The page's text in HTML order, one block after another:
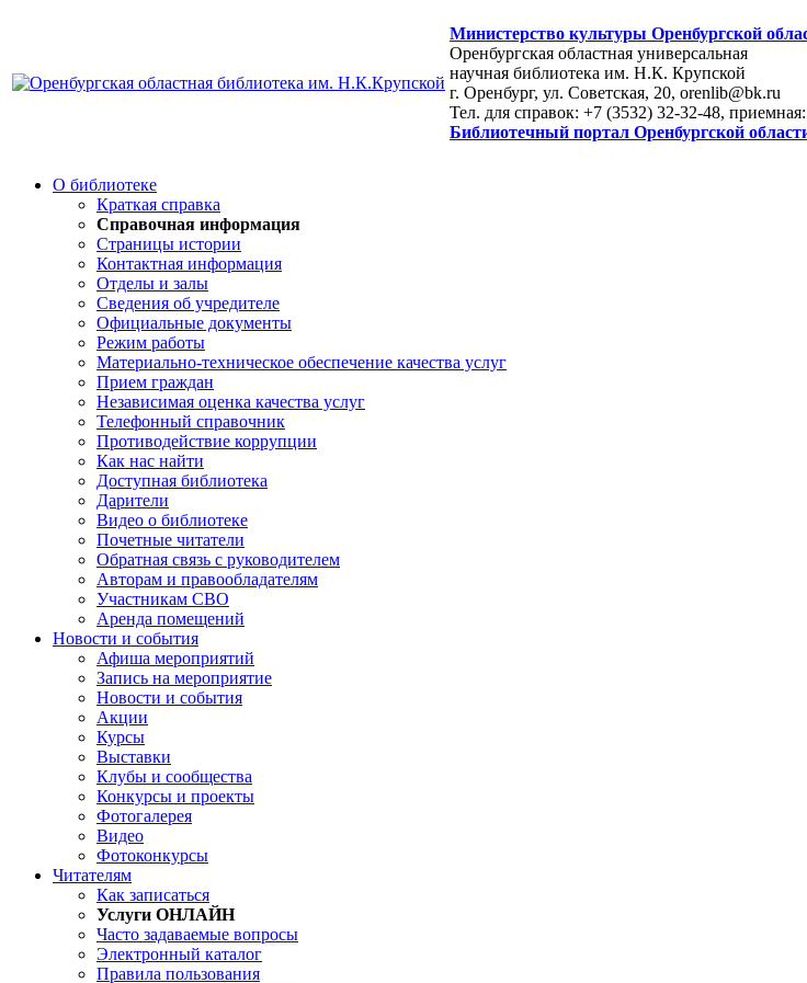
Министерство культуры Оренбургской
Оренбургская областная универсальная
научная библиотека им. Н.К. Крупской
г. Оренбург, ул. Советская, 20, orenlib@bk.ru
Тел. для справок: +7 (3532) 32-32-48,
Библиотечный портал Оренбургской
О библиотеке
Краткая справка
Справочная информация
Страницы истории
Контактная информация
Отделы и залы
Сведения об учредителе
Официальные документы
Режим работы
Материально-техническое обеспечение качества услуг
Прием граждан
Независимая оценка качества услуг
Телефонный справочник
Противодействие коррупции
Как нас найти
Доступная библиотека
Дарители
Видео о библиотеке
Почетные читатели
Обратная связь с руководителем
Авторам и правообладателям
Участникам СВО
Аренда помещений
Новости и события
Афиша мероприятий
Запись на мероприятие
Новости и события
Акции
Курсы
Выставки
Клубы и сообщества
Конкурсы и проекты
Фотогалерея
Видео
Фотоконкурсы
Читателям
Как записаться
Услуги ОНЛАЙН
Часто задаваемые вопросы
Электронный каталог
Правила пользования